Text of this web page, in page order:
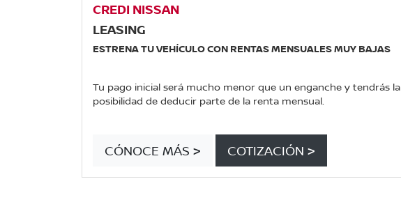
CREDI NISSAN
LEASING
ESTRENA TU VEHÍCULO CON RENTAS MENSUALES MUY BAJAS
Tu pago inicial será mucho menor que un enganche y tendrás la
posibilidad de deducir parte de la renta mensual.
CÓNOCE MÁS > COTIZACIÓN >